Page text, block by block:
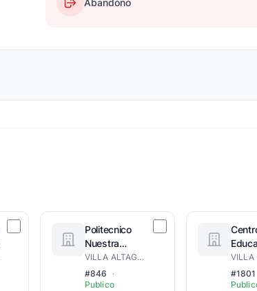
Abandono
Politecnico
Nuestra
Señora De La
Altagracia
VILLA ALTAGRACIA
#846
·
Publico
Artes
#1801